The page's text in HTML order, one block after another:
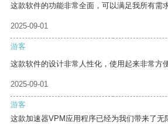
这款软件的功能非常全面，可以满足我所有需求
2025-09-01
游客
这款软件的设计非常人性化，使用起来非常方便
2025-09-01
游客
这款加速器VPM应用程序已经为我们带来了无